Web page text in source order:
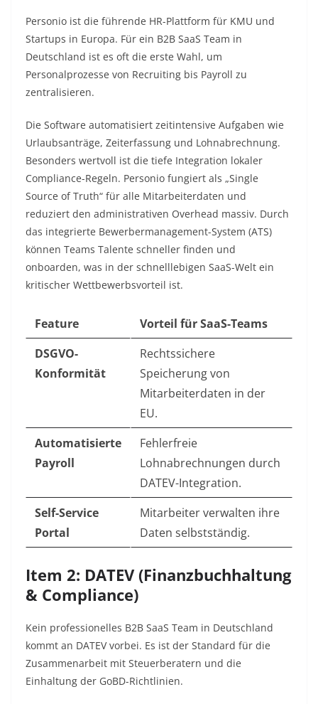
Personio ist die führende HR-Plattform für KMU und
Startups in Europa. Für ein B2B SaaS Team in
Deutschland ist es oft die erste Wahl, um
Personalprozesse von Recruiting bis Payroll zu
zentralisieren.
Die Software automatisiert zeitintensive Aufgaben wie
Urlaubsanträge, Zeiterfassung und Lohnabrechnung.
Besonders wertvoll ist die tiefe Integration lokaler
Compliance-Regeln. Personio fungiert als „Single
Source of Truth“ für alle Mitarbeiterdaten und
reduziert den administrativen Overhead massiv. Durch
das integrierte Bewerbermanagement-System (ATS)
können Teams Talente schneller finden und
onboarden, was in der schnelllebigen SaaS-Welt ein
kritischer Wettbewerbsvorteil ist.
Feature
Vorteil für SaaS-Teams
DSGVO-
Konformität
Rechtssichere
Speicherung von
Mitarbeiterdaten in der
EU.
Automatisierte
Payroll
Fehlerfreie
Lohnabrechnungen durch
DATEV-Integration.
Self-Service
Portal
Mitarbeiter verwalten ihre
Daten selbstständig.
Item 2: DATEV (Finanzbuchhaltung
& Compliance)
Kein professionelles B2B SaaS Team in Deutschland
kommt an DATEV vorbei. Es ist der Standard für die
Zusammenarbeit mit Steuerberatern und die
Einhaltung der GoBD-Richtlinien.